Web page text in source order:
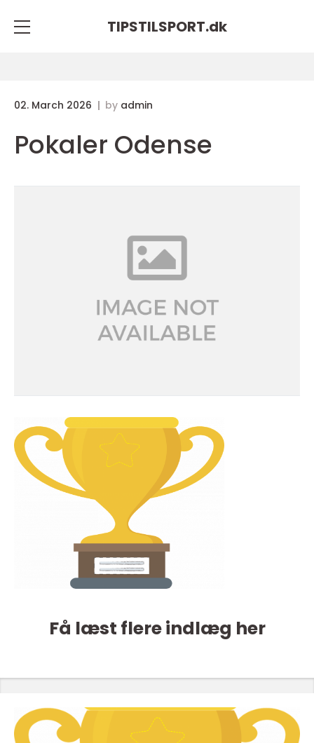
TIPSTILSPORT.dk
02. March 2026 by admin
Pokaler Odense
Få læst flere indlæg her